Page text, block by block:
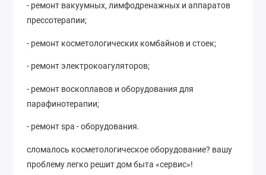
- ремонт вакуумных, лимфодренажных и аппаратов
прессотерапии;
- ремонт косметологических комбайнов и стоек;
- ремонт электрокоагуляторов;
- ремонт воскоплавов и оборудования для
парафинотерапии;
- ремонт spa - оборудования.
сломалось косметологическое оборудование? вашу
проблему легко решит дом быта «сервис»!